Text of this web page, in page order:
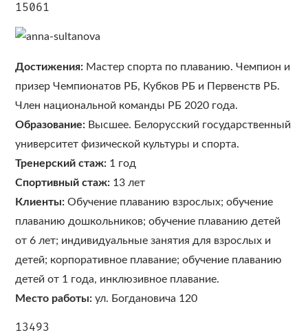
15061
Достижения: Мастер спорта по плаванию. Чемпион и
призер Чемпионатов РБ, Кубков РБ и Первенств РБ.
Член национальной команды РБ 2020 года.
Образование: Высшее. Белорусский государственный
университет физической культуры и спорта.
Тренерский стаж: 1 год
Спортивный стаж: 13 лет
Клиенты: Обучение плаванию взрослых; обучение
плаванию дошкольников; обучение плаванию детей
от 6 лет; индивидуальные занятия для взрослых и
детей; корпоративное плавание; обучение плаванию
детей от 1 года, инклюзивное плавание.
Место работы: ул. Богдановича 120
13493